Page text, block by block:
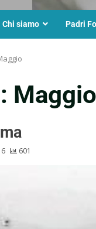
Chi siamo Padri
601